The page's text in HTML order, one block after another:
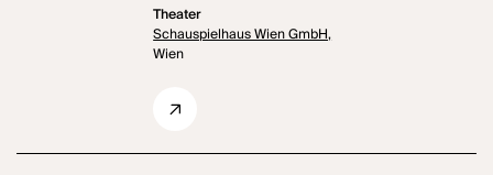
Theater
Schauspielhaus Wien GmbH,
Wien